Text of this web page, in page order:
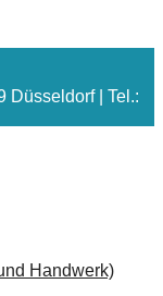
Düsseldorf | Tel.:
Handwerk)